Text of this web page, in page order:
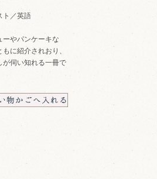
／英語
ーやパンケーキな
に紹介されおり、
が伺い知れる一冊で